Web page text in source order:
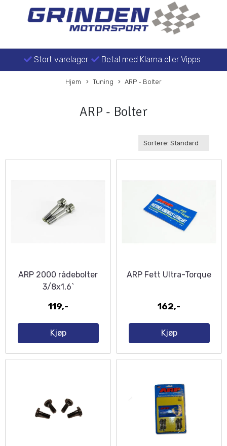
Stort varelager Betal med Klarna eller Vipps
Hjem Tuning ARP - Bolter
ARP - Bolter
ARP 2000 rådebolter
3/8x1,6`
119,-
Kjøp
ARP Fett Ultra-Torque
162,-
Kjøp